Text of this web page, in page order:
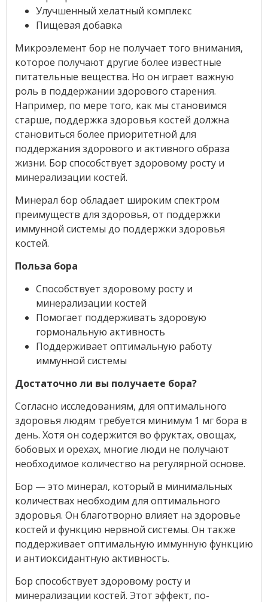
Улучшенный хелатный комплекс
Пищевая добавка
Микроэлемент бор не получает того внимания,
которое получают другие более известные
питательные вещества. Но он играет важную
роль в поддержании здорового старения.
Например, по мере того, как мы становимся
старше, поддержка здоровья костей должна
становиться более приоритетной для
поддержания здорового и активного образа
жизни. Бор способствует здоровому росту и
минерализации костей.
Минерал бор обладает широким спектром
преимуществ для здоровья, от поддержки
иммунной системы до поддержки здоровья
костей.
Польза бора
Способствует здоровому росту и
минерализации костей
Помогает поддерживать здоровую
гормональную активность
Поддерживает оптимальную работу
иммунной системы
Достаточно ли вы получаете бора?
Согласно исследованиям, для оптимального
здоровья людям требуется минимум 1 мг бора в
день. Хотя он содержится во фруктах, овощах,
бобовых и орехах, многие люди не получают
необходимое количество на регулярной основе.
Бор — это минерал, который в минимальных
количествах необходим для оптимального
здоровья. Он благотворно влияет на здоровье
костей и функцию нервной системы. Он также
поддерживает оптимальную иммунную функцию
и антиоксидантную активность.
Бор способствует здоровому росту и
минерализации костей. Этот эффект, по-